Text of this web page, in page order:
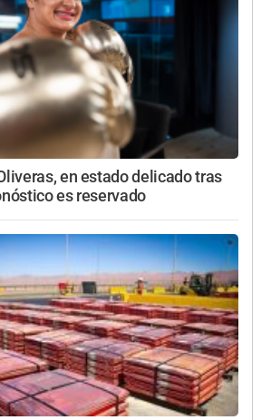
en estado delicado tras
es reservado